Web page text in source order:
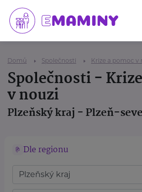
Domů Společnosti Krize a pomoc v
Společnosti -
v nouzi
Plzeňský kraj - Plzeň-
Dle regionu